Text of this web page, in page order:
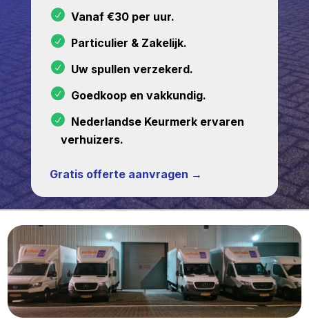
Vanaf €30 per uur.
Particulier & Zakelijk.
Uw spullen verzekerd.
Goedkoop en vakkundig.
Nederlandse Keurmerk ervaren
verhuizers.
Gratis offerte aanvragen →